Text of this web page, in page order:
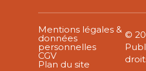
Mentions légales &
données
personnelles
CGV
Plan du site
©